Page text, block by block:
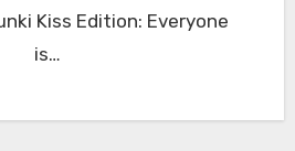
Kiss Edition: Everyone
is…